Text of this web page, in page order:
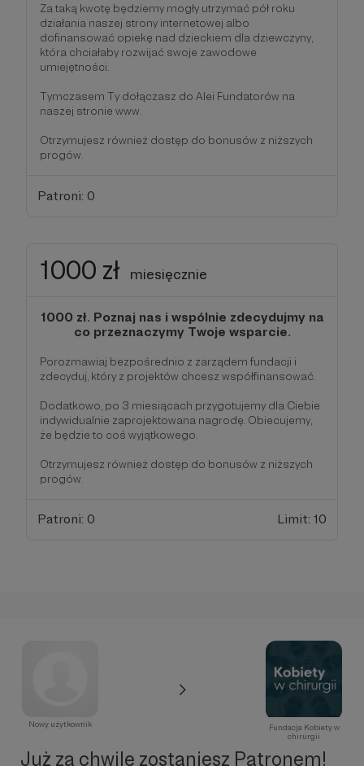
Za taką kwotę będziemy mogły utrzymać pół roku
działania naszej strony internetowej albo
dofinansować opiekę nad dzieckiem dla dziewczyny,
która chciałaby rozwijać swoje zawodowe
umiejętności.
Tymczasem Ty dołączasz do Alei Fundatorów na
naszej stronie www.
Otrzymujesz również dostęp do bonusów z niższych
progów.
Patroni: 0
1000 zł miesięcznie
1000 zł. Poznaj nas i wspólnie zdecydujmy na
co przeznaczymy Twoje wsparcie.
Porozmawiaj bezpośrednio z zarządem fundacji i
zdecyduj, który z projektów chcesz współfinansować.
Dodatkowo, po 3 miesiącach przygotujemy dla Ciebie
indywidualnie zaprojektowana nagrodę. Obiecujemy,
że będzie to coś wyjątkowego.
Otrzymujesz również dostęp do bonusów z niższych
progów.
Patroni: 0 Limit: 10
Nowy użytkownik
Fundacja Kobiety w
chirurgii
Już za chwilę zostaniesz Patronem!